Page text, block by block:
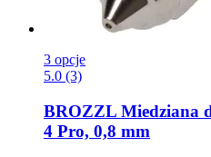
3 opcje
5.0 (3)
BROZZL Miedziana
4 Pro, 0,8 mm